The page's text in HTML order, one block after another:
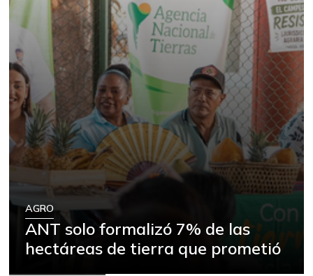
AGRO
ANT solo formalizó 7% de las
hectáreas de tierra que prometió